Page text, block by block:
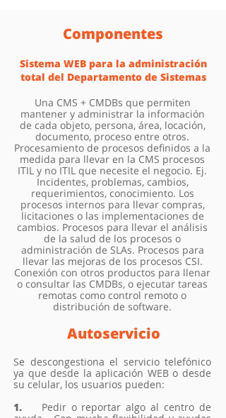
Componentes
Sistema WEB para la administración
total del Departamento de Sistemas
Una CMS + CMDBs que permiten
mantener y administrar la información
de cada objeto, persona, área, locación,
documento, proceso entre otros.
Procesamiento de procesos definidos a la
medida para llevar en la CMS procesos
ITIL y no ITIL que necesite el negocio. Ej.
Incidentes, problemas, cambios,
requerimientos, conocimiento. Los
procesos internos para llevar compras,
licitaciones o las implementaciones de
cambios. Procesos para llevar el análisis
de la salud de los procesos o
administración de SLAs. Procesos para
llevar las mejoras de los procesos CSI.
Conexión con otros productos para llenar
o consultar las CMDBs, o ejecutar tareas
remotas como control remoto o
distribución de software.
Autoservicio
Se descongestiona el servicio telefónico
ya que desde la aplicación WEB o desde
su celular, los usuarios pueden:
1.
Pedir o reportar algo al centro de